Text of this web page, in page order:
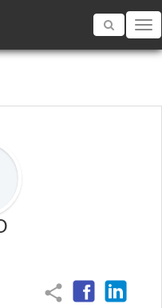
Toggle
share